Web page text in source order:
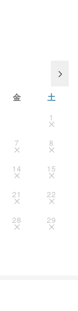
金 土
1
7 8
14 15
21 22
28 29